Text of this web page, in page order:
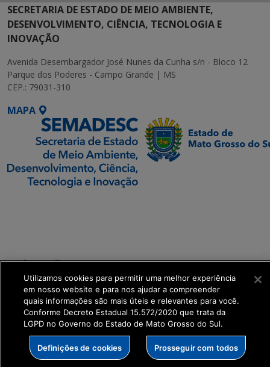
SECRETARIA DE ESTADO DE MEIO AMBIENTE,
DESENVOLVIMENTO, CIÊNCIA, TECNOLOGIA E
INOVAÇÃO
Avenida Desembargador José Nunes da Cunha s/n - Bloco 12
Parque dos Poderes - Campo Grande | MS
CEP.: 79031-310
MAPA
get_footer();
Utilizamos cookies para permitir uma melhor experiência
em nosso website e para nos ajudar a compreender
quais informações são mais úteis e relevantes para você.
Conforme Decreto Estadual 15.572/2020 que trata da
LGPD no Governo do Estado de Mato Grosso do Sul.
Definições de cookies Prosseguir com todos